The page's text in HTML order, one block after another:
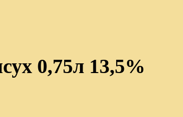
0,75л 13,5%